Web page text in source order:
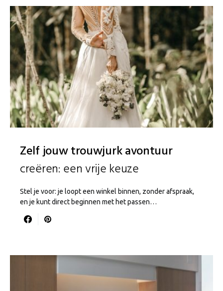
Zelf jouw trouwjurk avontuur
creëren: een vrije keuze
Stel je voor: je loopt een winkel binnen, zonder afspraak,
en je kunt direct beginnen met het passen…